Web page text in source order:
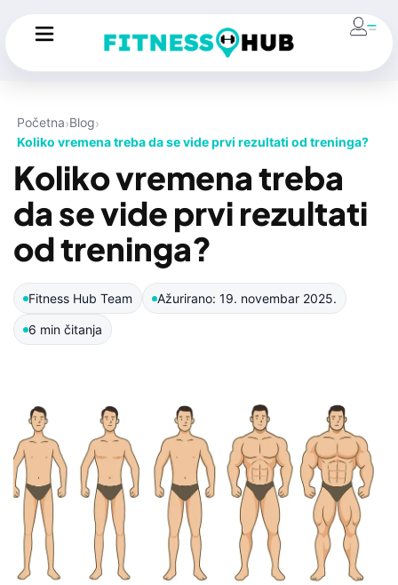
Početna Blog
Koliko vremena treba da se vide prvi rezultati od treninga?
Koliko vremena treba
da se vide prvi rezultati
od treninga?
Fitness Hub Team Ažurirano: 19. novembar 2025.
6 min čitanja